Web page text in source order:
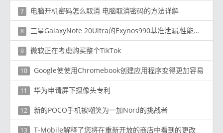
7 电脑开机密码怎么取消 电脑取消密码的方法详解
8 三星GalaxyNote 20Ultra的Exynos990基准泄漏,性能没有重大改善
9 微软正在考虑购买整个TikTok
10 Google使使用Chromebook创建应用程序变得更加容易
11 华为申请屏下摄像头专利
12 新的POCO手机被嘲笑为一加Nord的挑战者
13 T-Mobile解释了您将在重新开放的商店中看到的更改